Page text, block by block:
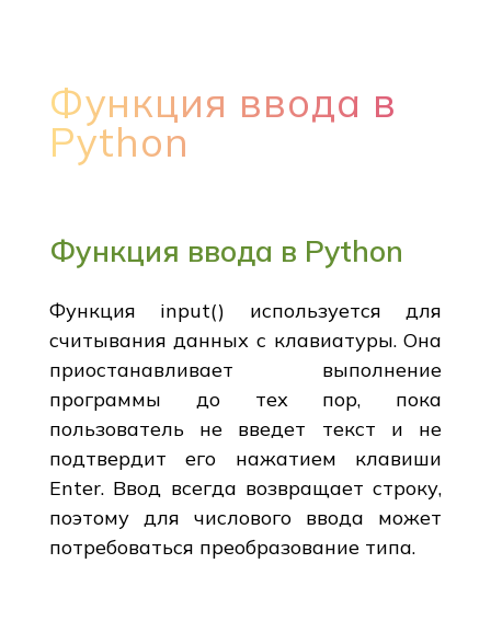
Функция ввода в
Python
Функция ввода в Python
Функция input() используется для
считывания данных с клавиатуры. Она
приостанавливает выполнение
программы до тех пор, пока
пользователь не введет текст и не
подтвердит его нажатием клавиши
Enter. Ввод всегда возвращает строку,
поэтому для числового ввода может
потребоваться преобразование типа.